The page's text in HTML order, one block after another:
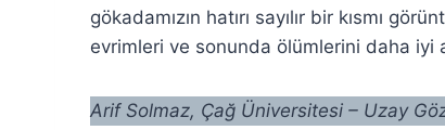
gökadamızın hatırı sayılır bir kısmı
evrimleri ve sonunda ölümlerini daha iyi
Arif Solmaz, Çağ Üniversitesi – Uzay